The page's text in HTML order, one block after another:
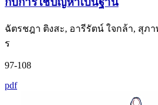
ฉัตรชฎา ติงสะ, อารีรัตน์ ใจกล้า, สุภ
ร
97-108
pdf